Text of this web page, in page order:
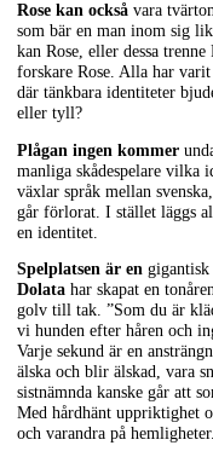
Rose kan också vara
som bär en man inom sig
kan Rose, eller dessa
forskare Rose. Alla har
där tänkbara identiteter
eller tyll?
Plågan ingen kommer
manliga skådespelare vilka
växlar språk mellan
går förlorat. I stället läggs
en identitet.
Spelplatsen är en gigantisk
Dolata har skapat en
golv till tak. ”Som du är
vi hunden efter håren och
Varje sekund är en
älska och blir älskad, vara
sistnämnda kanske går att
Med hårdhänt uppriktighet
och varandra på hemligheter.